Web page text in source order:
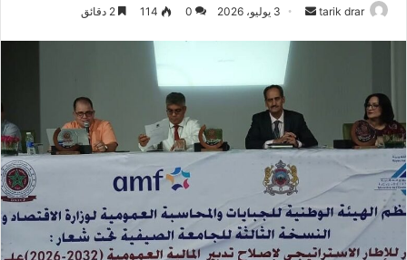
tarik drar
ر
ي
إ
ك
3 يوليو، 2026 0
114